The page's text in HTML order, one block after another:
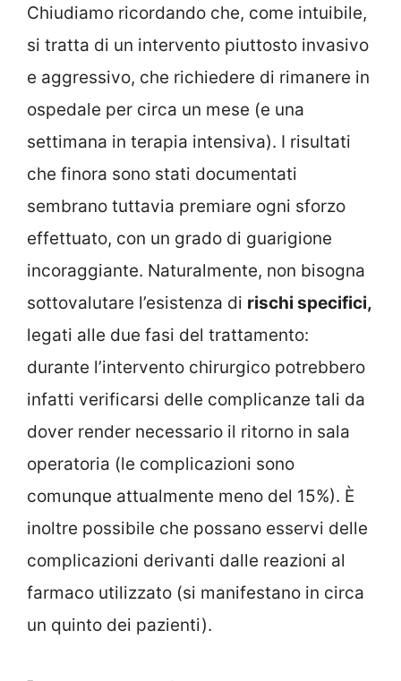
Chiudiamo ricordando che, come intuibile,
si tratta di un intervento piuttosto invasivo
e aggressivo, che richiedere di rimanere in
ospedale per circa un mese (e una
settimana in terapia intensiva). I risultati
che finora sono stati documentati
sembrano tuttavia premiare ogni sforzo
effettuato, con un grado di guarigione
incoraggiante. Naturalmente, non bisogna
sottovalutare l’esistenza di rischi specifici,
legati alle due fasi del trattamento:
durante l’intervento chirurgico potrebbero
infatti verificarsi delle complicanze tali da
dover render necessario il ritorno in sala
operatoria (le complicazioni sono
comunque attualmente meno del 15%). È
inoltre possibile che possano esservi delle
complicazioni derivanti dalle reazioni al
farmaco utilizzato (si manifestano in circa
un quinto dei pazienti).